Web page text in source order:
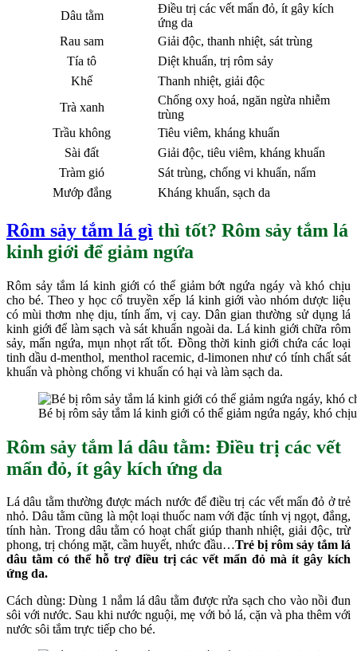
Dâu tằm
Điều trị các vết mẩn đỏ, ít gây kích
ứng da
Rau sam
Giải độc, thanh nhiệt, sát trùng
Tía tô
Diệt khuẩn, trị rôm sảy
Khế
Thanh nhiệt, giải độc
Trà xanh
Chống oxy hoá, ngăn ngừa nhiễm
trùng
Trầu không
Tiêu viêm, kháng khuẩn
Sài đất
Giải độc, tiêu viêm, kháng khuẩn
Tràm gió
Sát trùng, chống vi khuẩn, nấm
Mướp đắng
Kháng khuẩn, sạch da
Rôm sảy tắm lá gì thì tốt? Rôm sảy tắm lá
kinh giới để giảm ngứa
Rôm sảy tắm lá kinh giới có thể giảm bớt ngứa ngáy và khó chịu
cho bé. Theo y học cổ truyền xếp lá kinh giới vào nhóm dược liệu
có mùi thơm nhẹ dịu, tính ấm, vị cay. Dân gian thường sử dụng lá
kinh giới để làm sạch và sát khuẩn ngoài da. Lá kinh giới chữa rôm
sảy, mẩn ngứa, mụn nhọt rất tốt. Đồng thời kinh giới chứa các loại
tinh dầu d-menthol, menthol racemic, d-limonen như có tính chất sát
khuẩn và phòng chống vi khuẩn có hại và làm sạch da.
Bé bị rôm sảy tắm lá kinh giới có thể giảm ngứa ngáy, khó chịu
Rôm sảy tắm lá dâu tằm: Điều trị các vết
mẩn đỏ, ít gây kích ứng da
Lá dâu tằm thường được mách nước để điều trị các vết mẩn đỏ ở trẻ
nhỏ. Dâu tằm cũng là một loại thuốc nam với đặc tính vị ngọt, đắng,
tính hàn. Trong dâu tằm có hoạt chất giúp thanh nhiệt, giải độc, trừ
phong, trị chóng mặt, cầm huyết, nhức đầu…Trẻ bị rôm sảy tắm lá
dâu tằm có thể hỗ trợ điều trị các vết mẩn đỏ mà ít gây kích
ứng da.
Cách dùng: Dùng 1 nắm lá dâu tằm được rửa sạch cho vào nồi đun
sôi với nước. Sau khi nước nguội, mẹ với bỏ lá, cặn và pha thêm với
nước sôi tắm trực tiếp cho bé.